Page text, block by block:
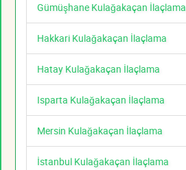
Gümüşhane Kulağakaçan İlaçlama
Hakkari Kulağakaçan İlaçlama
Hatay Kulağakaçan İlaçlama
Isparta Kulağakaçan İlaçlama
Mersin Kulağakaçan İlaçlama
İstanbul Kulağakaçan İlaçlama